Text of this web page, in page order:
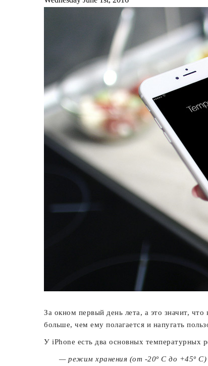
За окном первый день лета, а это значит,
больше, чем ему полагается и напугать
У iPhone есть два основных температурных
— режим хранения (от -20º C до +45º C)